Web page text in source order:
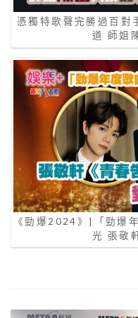
憑獨特歌聲完勝過百對
道 師姐
《勁爆2024》|「勁爆
光 張敬